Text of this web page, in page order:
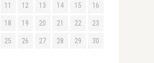
11 12 13 14 15 16
18 19 20 21 22 23
25 26 27 28 29 30